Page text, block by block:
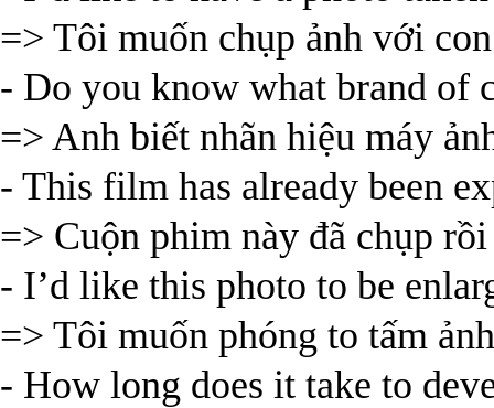
=> Tôi muốn chụp ảnh với
- Do you know what brand of
=> Anh biết nhãn hiệu máy
- This film has already been
=> Cuộn phim này đã chụp rồi
- I’d like this photo to be
=> Tôi muốn phóng to tấm
- How long does it take to